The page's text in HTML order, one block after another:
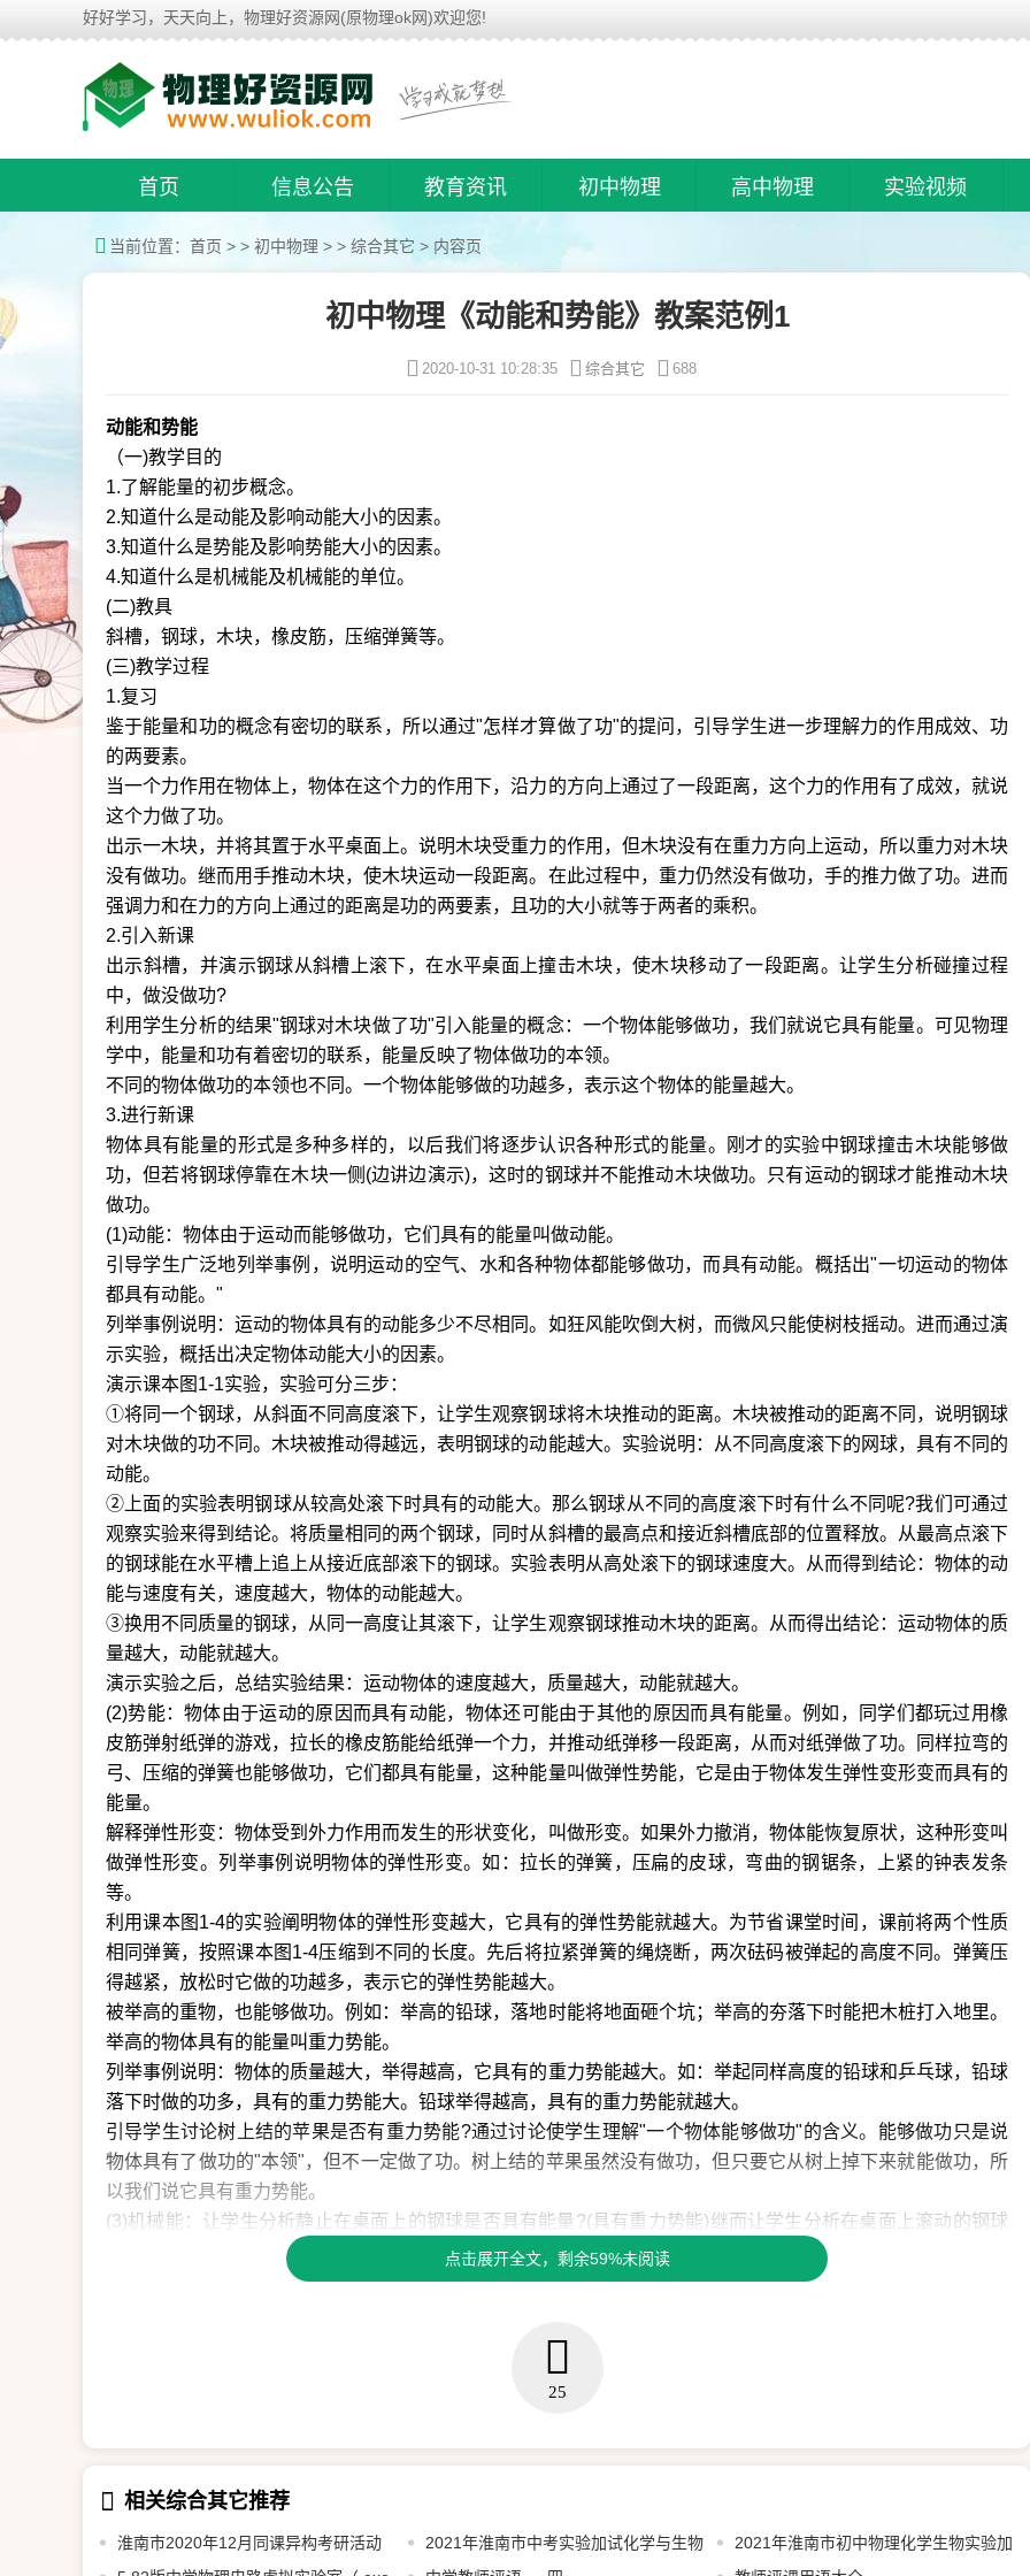
好好学习，天天向上，物理好资源网(原物理ok网)欢迎您!
首页 信息公告 教育资讯 初中物理 高中物理 实验视频
当前位置： 首页 > > 初中物理 > > 综合其它 > 内容页
初中物理《动能和势能》教案范例1
2020-10-31 10:28:35 综合其它 688
动能和势能
（一)教学目的
1.了解能量的初步概念。
2.知道什么是动能及影响动能大小的因素。
3.知道什么是势能及影响势能大小的因素。
4.知道什么是机械能及机械能的单位。
(二)教具
斜槽，钢球，木块，橡皮筋，压缩弹簧等。
(三)教学过程
1.复习
鉴于能量和功的概念有密切的联系，所以通过"怎样才算做了功"的提问，引导学生进一步理解力的作用成效、功
的两要素。
当一个力作用在物体上，物体在这个力的作用下，沿力的方向上通过了一段距离，这个力的作用有了成效，就说
这个力做了功。
出示一木块，并将其置于水平桌面上。说明木块受重力的作用，但木块没有在重力方向上运动，所以重力对木块
没有做功。继而用手推动木块，使木块运动一段距离。在此过程中，重力仍然没有做功，手的推力做了功。进而
强调力和在力的方向上通过的距离是功的两要素，且功的大小就等于两者的乘积。
2.引入新课
出示斜槽，并演示钢球从斜槽上滚下，在水平桌面上撞击木块，使木块移动了一段距离。让学生分析碰撞过程
中，做没做功?
利用学生分析的结果"钢球对木块做了功"引入能量的概念：一个物体能够做功，我们就说它具有能量。可见物理
学中，能量和功有着密切的联系，能量反映了物体做功的本领。
不同的物体做功的本领也不同。一个物体能够做的功越多，表示这个物体的能量越大。
3.进行新课
物体具有能量的形式是多种多样的，以后我们将逐步认识各种形式的能量。刚才的实验中钢球撞击木块能够做
功，但若将钢球停靠在木块一侧(边讲边演示)，这时的钢球并不能推动木块做功。只有运动的钢球才能推动木块
做功。
(1)动能：物体由于运动而能够做功，它们具有的能量叫做动能。
引导学生广泛地列举事例，说明运动的空气、水和各种物体都能够做功，而具有动能。概括出"一切运动的物体
都具有动能。"
列举事例说明：运动的物体具有的动能多少不尽相同。如狂风能吹倒大树，而微风只能使树枝摇动。进而通过演
示实验，概括出决定物体动能大小的因素。
演示课本图1-1实验，实验可分三步：
①将同一个钢球，从斜面不同高度滚下，让学生观察钢球将木块推动的距离。木块被推动的距离不同，说明钢球
对木块做的功不同。木块被推动得越远，表明钢球的动能越大。实验说明：从不同高度滚下的网球，具有不同的
动能。
②上面的实验表明钢球从较高处滚下时具有的动能大。那么钢球从不同的高度滚下时有什么不同呢?我们可通过
观察实验来得到结论。将质量相同的两个钢球，同时从斜槽的最高点和接近斜槽底部的位置释放。从最高点滚下
的钢球能在水平槽上追上从接近底部滚下的钢球。实验表明从高处滚下的钢球速度大。从而得到结论：物体的动
能与速度有关，速度越大，物体的动能越大。
③换用不同质量的钢球，从同一高度让其滚下，让学生观察钢球推动木块的距离。从而得出结论：运动物体的质
量越大，动能就越大。
演示实验之后，总结实验结果：运动物体的速度越大，质量越大，动能就越大。
(2)势能：物体由于运动的原因而具有动能，物体还可能由于其他的原因而具有能量。例如，同学们都玩过用橡
皮筋弹射纸弹的游戏，拉长的橡皮筋能给纸弹一个力，并推动纸弹移一段距离，从而对纸弹做了功。同样拉弯的
弓、压缩的弹簧也能够做功，它们都具有能量，这种能量叫做弹性势能，它是由于物体发生弹性变形变而具有的
能量。
解释弹性形变：物体受到外力作用而发生的形状变化，叫做形变。如果外力撤消，物体能恢复原状，这种形变叫
做弹性形变。列举事例说明物体的弹性形变。如：拉长的弹簧，压扁的皮球，弯曲的钢锯条，上紧的钟表发条
等。
利用课本图1-4的实验阐明物体的弹性形变越大，它具有的弹性势能就越大。为节省课堂时间，课前将两个性质
相同弹簧，按照课本图1-4压缩到不同的长度。先后将拉紧弹簧的绳烧断，两次砝码被弹起的高度不同。弹簧压
得越紧，放松时它做的功越多，表示它的弹性势能越大。
被举高的重物，也能够做功。例如：举高的铅球，落地时能将地面砸个坑；举高的夯落下时能把木桩打入地里。
举高的物体具有的能量叫重力势能。
列举事例说明：物体的质量越大，举得越高，它具有的重力势能越大。如：举起同样高度的铅球和乒乓球，铅球
落下时做的功多，具有的重力势能大。铅球举得越高，具有的重力势能就越大。
引导学生讨论树上结的苹果是否有重力势能?通过讨论使学生理解"一个物体能够做功"的含义。能够做功只是说
物体具有了做功的"本领"，但不一定做了功。树上结的苹果虽然没有做功，但只要它从树上掉下来就能做功，所
以我们说它具有重力势能。
(3)机械能：让学生分析静止在桌面上的钢球是否具有能量?(具有重力势能)继而让学生分析在桌面上滚动的钢球
具有什么能?通过分析得知滚动的钢球既有动能，又有势能。
动能和势能统称为机械能。一个物体既有动能，又有势能，那么动能和势能的和就是它的总机械能。
本领，能量的大小可以用能够做功的多少来衡量。因此，动能、势能和机械能的单位跟功的单位相同，也是焦
(2)列举几个物体具有动能、重力势能、弹性势能的事例。
(4)在同一高度铅球和棒球具有的重力势能不相等，若使它们的重力势能相等，可采取哪些方法?
点击展开全文，剩余59%未阅读
25
相关综合其它推荐
淮南市2020年12月同课异构考研活动
2021年淮南市中考实验加试化学与生物
2021年淮南市初中物理化学生物实验加